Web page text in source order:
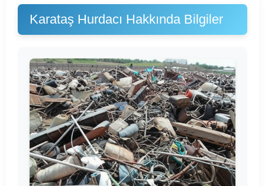
Karataş Hurdacı Hakkında Bilgiler